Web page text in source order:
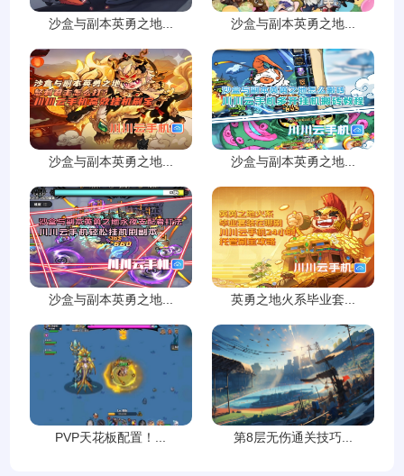
沙盒与副本英勇之地... 沙盒与副本英勇之地...
沙盒与副本英勇之地... 沙盒与副本英勇之地...
沙盒与副本英勇之地... 英勇之地火系毕业套...
PVP天花板配置！... 第8层无伤通关技巧...